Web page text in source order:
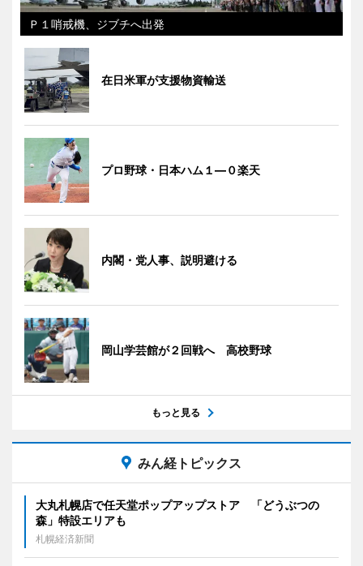
Ｐ１哨戒機、ジブチへ出発
在日米軍が支援物資輸送
プロ野球・日本ハム１―０楽天
内閣・党人事、説明避ける
岡山学芸館が２回戦へ 高校野球
もっと見る
みん経トピックス
大丸札幌店で任天堂ポップアップストア 「どうぶつの
森」特設エリアも
札幌経済新聞